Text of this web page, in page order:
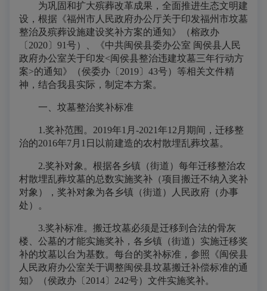
为巩固和扩大殡葬改革成果，全面推进生态文明建
设，根据《福州市人民政府办公厅关于印发福州市坟墓
整治及殡葬设施建设奖补方案的通知》（榕政办
〔2020〕91号）、《中共闽侯县委办公室 闽侯县人民
政府办公室关于印发<闽侯县整治违建坟墓三年行动方
案>的通知》（侯委办〔2019〕43号）等相关文件精
神，结合我县实际，制定本方案。
一、坟墓整治奖补标准
1.奖补范围。2019年1月-2021年12月期间，迁移整
治的2016年7月1日以前建造的农村散埋乱葬坟墓。
2.奖补对象。根据各乡镇（街道）每年迁移整治农
村散埋乱葬坟墓的总数实施奖补（项目搬迁不纳入奖补
对象），奖补对象为各乡镇（街道）人民政府（办事
处）。
3.奖补标准。搬迁坟墓必须是迁移到合法的骨灰
楼、公墓的才能实施奖补，各乡镇（街道）实施迁移奖
补的坟墓以台为基数。每台的奖补标准，参照《闽侯县
人民政府办公室关于调整闽侯县坟墓搬迁补偿标准的通
知》（侯政办〔2014〕242号）文件实施奖补。